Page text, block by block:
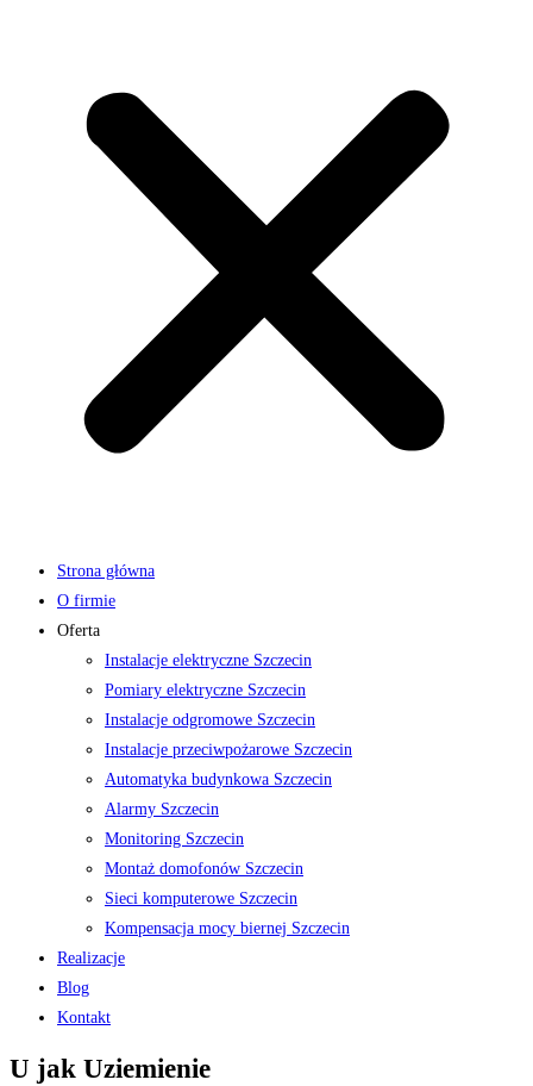
Strona główna
O firmie
Oferta
Instalacje elektryczne Szczecin
Pomiary elektryczne Szczecin
Instalacje odgromowe Szczecin
Instalacje przeciwpożarowe Szczecin
Automatyka budynkowa Szczecin
Alarmy Szczecin
Monitoring Szczecin
Montaż domofonów Szczecin
Sieci komputerowe Szczecin
Kompensacja mocy biernej Szczecin
Realizacje
Blog
Kontakt
U jak Uziemienie